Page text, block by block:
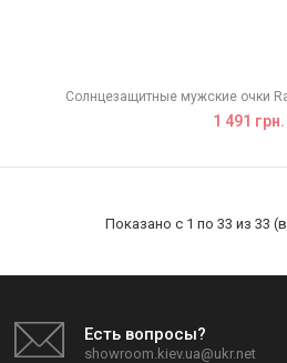
Солнцезащитные мужские очки
1 491 грн.
Показано с 1 по 33 из 33
Есть вопросы?
showroom.kiev.ua@ukr.net